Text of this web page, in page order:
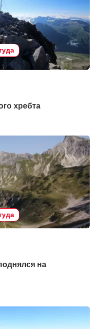
хребта
на